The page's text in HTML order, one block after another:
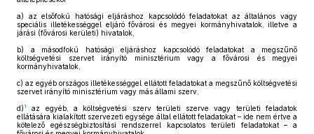
a) az elsőfokú hatósági eljáráshoz kapcsolódó feladatokat az általános vagy
speciális illetékességgel eljáró fővárosi és megyei kormányhivatalok, illetve a
járási (fővárosi kerületi) hivatalok,
b) a másodfokú hatósági eljáráshoz kapcsolódó feladatokat a megszűnő
költségvetési szervet irányító minisztérium vagy a fővárosi és megyei
kormányhivatalok,
c) az egyéb országos illetékességgel ellátott feladatokat a megszűnő költségvetési
szervet irányító minisztérium vagy más állami szerv,
d) 1
az egyéb, a költségvetési szerv területi szerve vagy területi feladatok
ellátására kialakított szervezeti egysége által ellátott feladatokat – ide nem értve a
kötelező egészségbiztosítási rendszerrel kapcsolatos területi feladatokat – a